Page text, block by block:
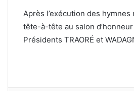
Après l’exécution des
tête-à-tête au salon
Présidents TRAORÉ et